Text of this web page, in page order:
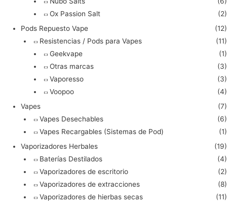
Ox Passion Salt
(2)
Pods Repuesto Vape
(12)
Resistencias / Pods para Vapes
(11)
Geekvape
(1)
Otras marcas
(3)
Vaporesso
(3)
Voopoo
(4)
Vapes
(7)
Vapes Desechables
(6)
Vapes Recargables (Sistemas de Pod)
(1)
Vaporizadores Herbales
(19)
Baterías Destilados
(4)
Vaporizadores de escritorio
(2)
Vaporizadores de extracciones
(8)
Vaporizadores de hierbas secas
(11)